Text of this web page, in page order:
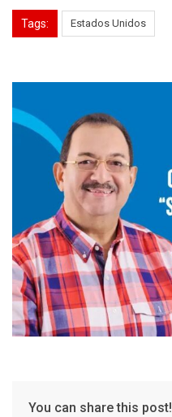
Tags: Estados Unidos
You can share this post!